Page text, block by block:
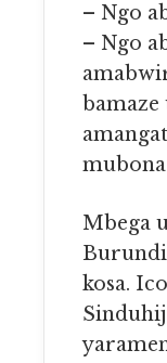
– Ngo
– Ngo
mubona
Mbega umuntu nkuyo niwe yumva yotorwa mu
kosa.